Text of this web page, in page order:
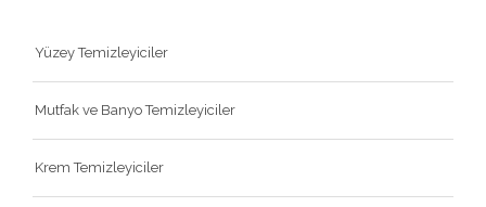
Yüzey Temizleyiciler
Mutfak ve Banyo Temizleyiciler
Krem Temizleyiciler